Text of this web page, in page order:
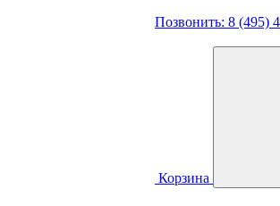
Позвонить: 8 (495)
Корзина